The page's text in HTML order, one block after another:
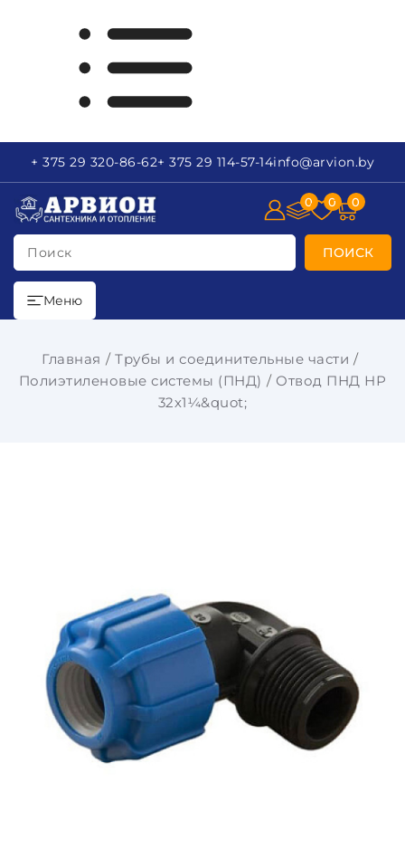
+ 375 29 320-86-62+ 375 29 114-57-14info@arvion.by
Поиск ПОИСК
0 0 0
Меню
Главная
Трубы и соединительные части
Полиэтиленовые системы (ПНД)
Отвод ПНД НР
32х1¼&quot;